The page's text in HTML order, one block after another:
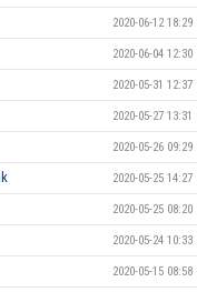
2020-06-12 18:29
2020-06-04 12:30
2020-05-31 12:37
2020-05-27 13:31
2020-05-26 09:29
2020-05-25 14:27
2020-05-25 08:20
2020-05-24 10:33
2020-05-15 08:58